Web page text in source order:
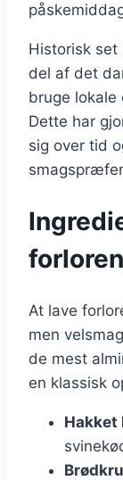
Historisk
del af det
bruge
Dette har
sig over tid
At lave
men
de mest
en klassisk
Hakket